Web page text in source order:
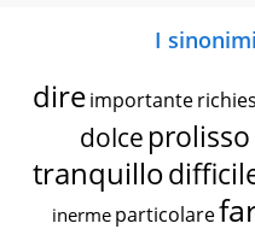
I
dire importante
dolce prolisso
tranquillo
inerme particolare